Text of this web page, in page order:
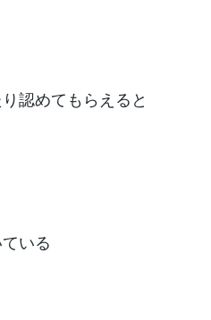
認めてもらえると
いる